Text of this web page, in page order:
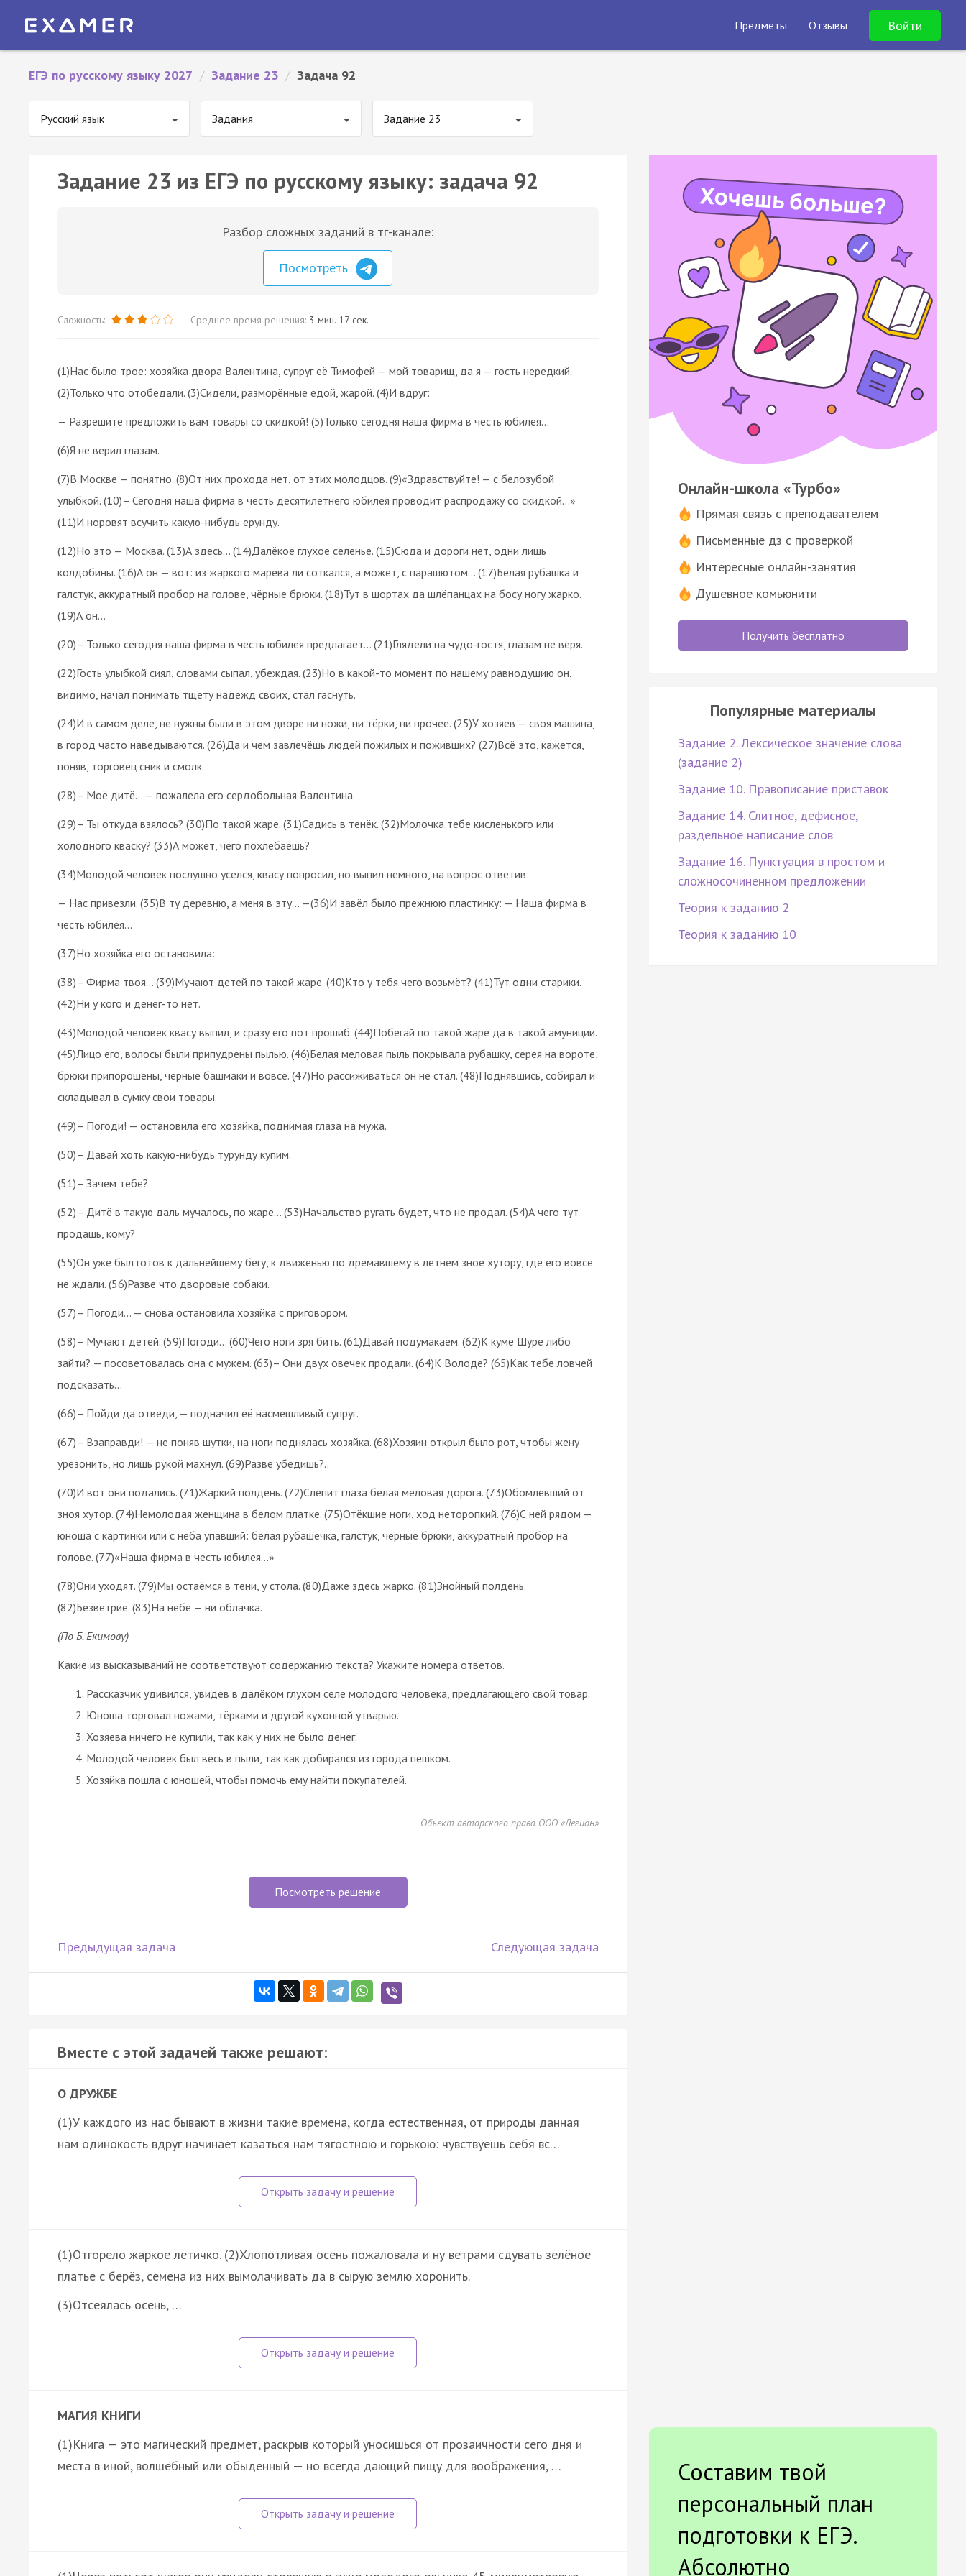
Предметы Отзывы Войти
ЕГЭ по русскому языку 2027 / Задание 23 / Задача 92
Русский язык Задания Задание 23
Задание 23 из ЕГЭ по русскому языку: задача 92
Разбор сложных заданий в тг-канале:
Посмотреть
Сложность: Среднее время решения: 3 мин. 17 сек.
(1)Нас было трое: хозяйка двора Валентина, супруг её Тимофей — мой товарищ, да я — гость нередкий.
(2)Только что отобедали. (3)Сидели, разморённые едой, жарой. (4)И вдруг:
— Разрешите предложить вам товары со скидкой! (5)Только сегодня наша фирма в честь юбилея…
(6)Я не верил глазам.
(7)В Москве — понятно. (8)От них прохода нет, от этих молодцов. (9)«Здравствуйте! — с белозубой
улыбкой. (10)– Сегодня наша фирма в честь десятилетнего юбилея проводит распродажу со скидкой…»
(11)И норовят всучить какую-нибудь ерунду.
(12)Но это — Москва. (13)А здесь… (14)Далёкое глухое селенье. (15)Сюда и дороги нет, одни лишь
колдобины. (16)А он — вот: из жаркого марева ли соткался, а может, с парашютом… (17)Белая рубашка и
галстук, аккуратный пробор на голове, чёрные брюки. (18)Тут в шортах да шлёпанцах на босу ногу жарко.
(19)А он…
(20)– Только сегодня наша фирма в честь юбилея предлагает… (21)Глядели на чудо-гостя, глазам не веря.
(22)Гость улыбкой сиял, словами сыпал, убеждая. (23)Но в какой-то момент по нашему равнодушию он,
видимо, начал понимать тщету надежд своих, стал гаснуть.
(24)И в самом деле, не нужны были в этом дворе ни ножи, ни тёрки, ни прочее. (25)У хозяев — своя машина,
в город часто наведываются. (26)Да и чем завлечёшь людей пожилых и поживших? (27)Всё это, кажется,
поняв, торговец сник и смолк.
(28)– Моё дитё… — пожалела его сердобольная Валентина.
(29)– Ты откуда взялось? (30)По такой жаре. (31)Садись в тенёк. (32)Молочка тебе кисленького или
холодного кваску? (33)А может, чего похлебаешь?
(34)Молодой человек послушно уселся, квасу попросил, но выпил немного, на вопрос ответив:
— Нас привезли. (35)В ту деревню, а меня в эту… —(36)И завёл было прежнюю пластинку: — Наша фирма в
честь юбилея…
(37)Но хозяйка его остановила:
(38)– Фирма твоя… (39)Мучают детей по такой жаре. (40)Кто у тебя чего возьмёт? (41)Тут одни старики.
(42)Ни у кого и денег-то нет.
(43)Молодой человек квасу выпил, и сразу его пот прошиб. (44)Побегай по такой жаре да в такой амуниции.
(45)Лицо его, волосы были припудрены пылью. (46)Белая меловая пыль покрывала рубашку, серея на вороте;
брюки припорошены, чёрные башмаки и вовсе. (47)Но рассиживаться он не стал. (48)Поднявшись, собирал и
складывал в сумку свои товары.
(49)– Погоди! — остановила его хозяйка, поднимая глаза на мужа.
(50)– Давай хоть какую-нибудь турунду купим.
(51)– Зачем тебе?
(52)– Дитё в такую даль мучалось, по жаре… (53)Начальство ругать будет, что не продал. (54)А чего тут
продашь, кому?
(55)Он уже был готов к дальнейшему бегу, к движенью по дремавшему в летнем зное хутору, где его вовсе
не ждали. (56)Разве что дворовые собаки.
(57)– Погоди… — снова остановила хозяйка с приговором.
(58)– Мучают детей. (59)Погоди… (60)Чего ноги зря бить. (61)Давай подумакаем. (62)К куме Шуре либо
зайти? — посоветовалась она с мужем. (63)– Они двух овечек продали. (64)К Володе? (65)Как тебе ловчей
подсказать…
(66)– Пойди да отведи, — подначил её насмешливый супруг.
(67)– Взаправди! — не поняв шутки, на ноги поднялась хозяйка. (68)Хозяин открыл было рот, чтобы жену
урезонить, но лишь рукой махнул. (69)Разве убедишь?..
(70)И вот они подались. (71)Жаркий полдень. (72)Слепит глаза белая меловая дорога. (73)Обомлевший от
зноя хутор. (74)Немолодая женщина в белом платке. (75)Отёкшие ноги, ход неторопкий. (76)С ней рядом —
юноша с картинки или с неба упавший: белая рубашечка, галстук, чёрные брюки, аккуратный пробор на
голове. (77)«Наша фирма в честь юбилея…»
(78)Они уходят. (79)Мы остаёмся в тени, у стола. (80)Даже здесь жарко. (81)Знойный полдень.
(82)Безветрие. (83)На небе — ни облачка.
(По Б. Екимову)
Какие из высказываний не соответствуют содержанию текста? Укажите номера ответов.
Рассказчик удивился, увидев в далёком глухом селе молодого человека, предлагающего свой товар.
Юноша торговал ножами, тёрками и другой кухонной утварью.
Хозяева ничего не купили, так как у них не было денег.
Молодой человек был весь в пыли, так как добирался из города пешком.
Хозяйка пошла с юношей, чтобы помочь ему найти покупателей.
Объект авторского права ООО «Легион»
Посмотреть решение
Предыдущая задача Следующая задача
Вместе с этой задачей также решают:
О ДРУЖБЕ
(1)У каждого из нас бывают в жизни такие времена, когда естественная, от природы данная
нам одинокость вдруг начинает казаться нам тягостною и горькою: чувствуешь себя вс…
(1)Отгорело жаркое летичко. (2)Хлопотливая осень пожаловала и ну ветрами сдувать зелёное
платье с берёз, семена из них вымолачивать да в сырую землю хоронить.
(3)Отсеялась осень, …
МАГИЯ КНИГИ
(1)Книга — это магический предмет, раскрыв который уносишься от прозаичности сего дня и
места в иной, волшебный или обыденный — но всегда дающий пищу для воображения, …
Онлайн-школа «Турбо»
Прямая связь с преподавателем
Письменные дз с проверкой
Интересные онлайн-занятия
Душевное комьюнити
Получить бесплатно
Популярные материалы
Задание 2. Лексическое значение слова
(задание 2)
Задание 10. Правописание приставок
Задание 14. Слитное, дефисное,
раздельное написание слов
Задание 16. Пунктуация в простом и
сложносочиненном предложении
Теория к заданию 2
Теория к заданию 10
Составим твой
персональный план
подготовки к ЕГЭ.
Абсолютно